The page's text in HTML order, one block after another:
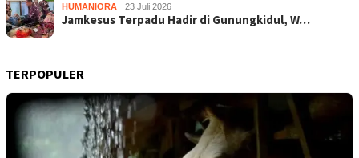
HUMANIORA 23 Juli 2026
Jamkesus Terpadu Hadir di Gunungkidul, W…
TERPOPULER